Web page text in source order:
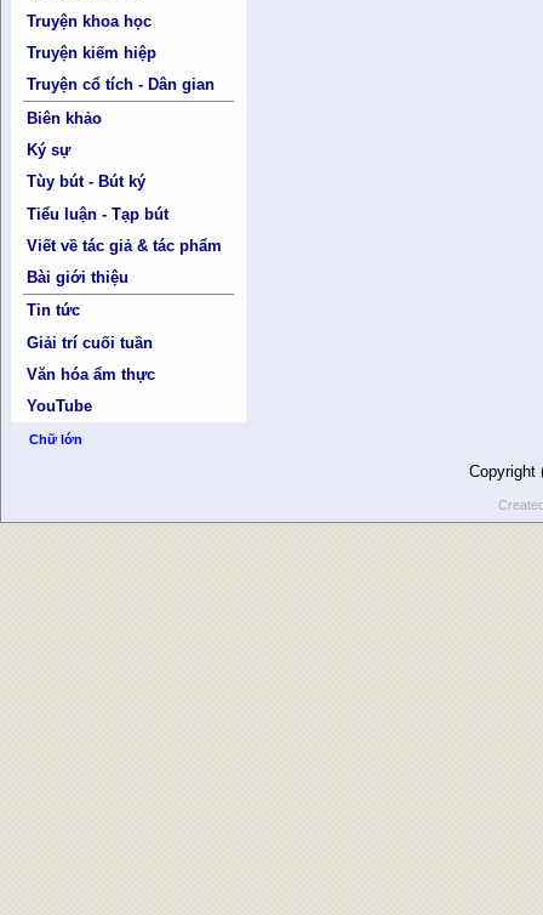
Truyện khoa học
Truyện kiếm hiệp
Truyện cổ tích - Dân gian
Biên khảo
Ký sự
Tùy bút - Bút ký
Tiểu luận - Tạp bút
Viết về tác giả & tác phẩm
Bài giới thiệu
Tin tức
Giải trí cuối tuần
Văn hóa ẩm thực
YouTube
Chữ lớn
Copyright